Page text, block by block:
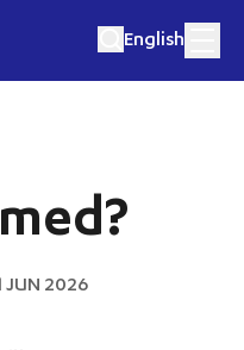
English
JUN 2026